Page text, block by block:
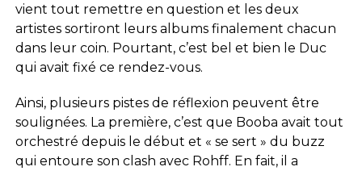
vient tout remettre en question et les deux
artistes sortiront leurs albums finalement chacun
dans leur coin. Pourtant, c’est bel et bien le Duc
qui avait fixé ce rendez-vous.
Ainsi, plusieurs pistes de réflexion peuvent être
soulignées. La première, c’est que Booba avait tout
orchestré depuis le début et « se sert » du buzz
qui entoure son clash avec Rohff. En fait, il a